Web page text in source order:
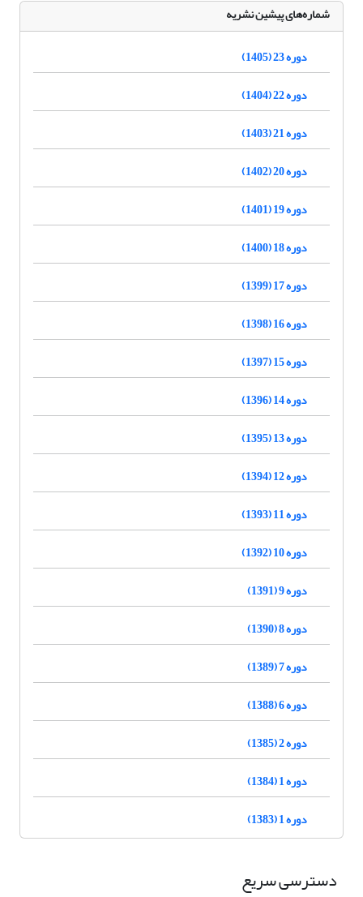
شماره‌های پیشین نشریه
دوره 23 (1405)
دوره 22 (1404)
دوره 21 (1403)
دوره 20 (1402)
دوره 19 (1401)
دوره 18 (1400)
دوره 17 (1399)
دوره 16 (1398)
دوره 15 (1397)
دوره 14 (1396)
دوره 13 (1395)
دوره 12 (1394)
دوره 11 (1393)
دوره 10 (1392)
دوره 9 (1391)
دوره 8 (1390)
دوره 7 (1389)
دوره 6 (1388)
دوره 2 (1385)
دوره 1 (1384)
دوره 1 (1383)
دسترسی سریع